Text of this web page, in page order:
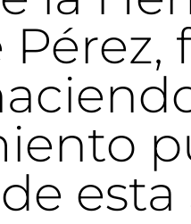
esta